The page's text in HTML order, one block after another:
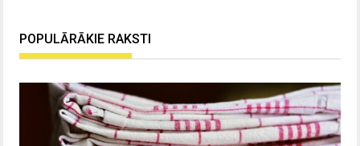
POPULĀRĀKIE RAKSTI